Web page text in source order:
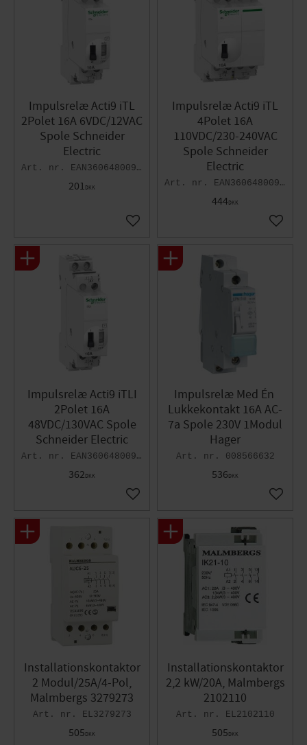
Impulsrelæ Acti9 iTL
2Polet 16A 6VDC/12VAC
Spole Schneider
Electric
EAN3606480091896
201DKK
Gem som favorit
Impulsrelæ Acti9 iTL
4Polet 16A
110VDC/230-240VAC
Spole Schneider
Electric
EAN3606480091902
444DKK
Gem
Impulsrelæ Acti9 iTLI
2Polet 16A
48VDC/130VAC Spole
Schneider Electric
EAN3606480091988
362DKK
Gem som favorit
Impulsrelæ Med Én ​
Lukkekontakt 16A AC-
7a Spole 230V 1Modul
Hager
008566632
536DKK
Gem
Installationskontaktor
2 Modul/25A/4-Pol,
Malmbergs 3279273
EL3279273
505DKK
Installationskontaktor
2,2 kW/20A, Malmbergs
2102110
EL2102110
505DKK